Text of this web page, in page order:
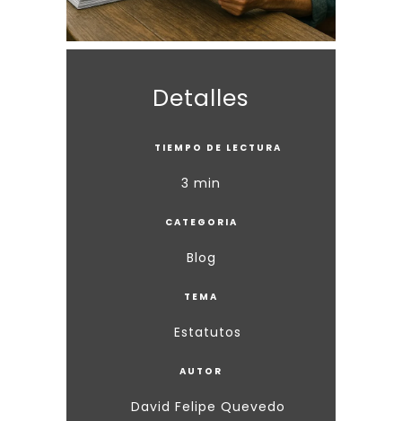
Detalles
TIEMPO DE LECTURA
3 min
CATEGORIA
Blog
TEMA
Estatutos
AUTOR
David Felipe Quevedo